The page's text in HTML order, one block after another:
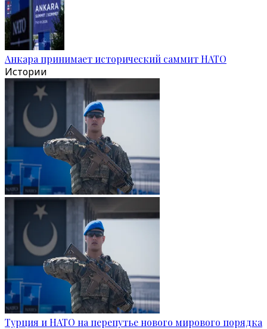
Анкара принимает исторический саммит НАТО
Истории
Турция и НАТО на перепутье нового мирового порядка